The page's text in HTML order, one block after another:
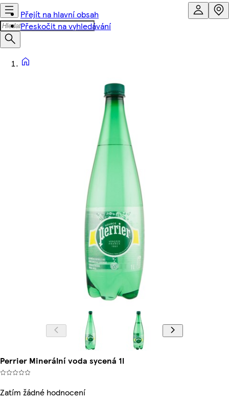
Přejít na hlavní obsah
Přeskočit na vyhledávání
Perrier Minerální voda sycená 1l
Zatím žádné hodnocení